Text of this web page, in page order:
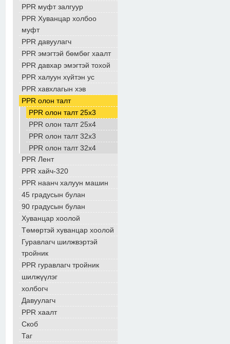
PPR муфт залгуур
PPR Хуванцар холбоо
муфт
PPR давуулагч
PPR эмэгтэй бөмбөг хаалт
PPR давхар эмэгтэй тохой
PPR халуун хүйтэн ус
PPR хавхлагын хэв
PPR олон талт
PPR олон талт 25х3
PPR олон талт 25х4
PPR олон талт 32х3
PPR олон талт 32х4
PPR Лент
PPR хайч-320
PPR наанч халуун машин
45 градусын булан
90 градусын булан
Хуванцар хоолой
Төмөртэй хуванцар хоолой
Гуравлагч шилжвэртэй
тройник
PPR гуравлагч тройник
шилжүүлэг
холбогч
Давуулагч
PPR хаалт
Скоб
Таг